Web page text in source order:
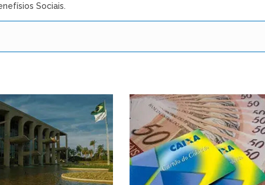
Sociais.